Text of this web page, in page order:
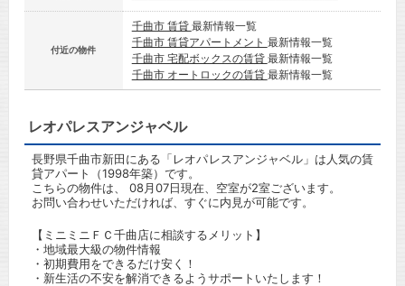
付近の物件
千曲市 賃貸 最新情報一覧
千曲市 賃貸アパートメント 最新情報一覧
千曲市 宅配ボックスの賃貸 最新情報一覧
千曲市 オートロックの賃貸 最新情報一覧
レオパレスアンジャベル
長野県千曲市新田にある「レオパレスアンジャベル」は人気の賃
貸アパート（1998年築）です。
こちらの物件は、 08月07日現在、空室が2室ございます。
お問い合わせいただければ、すぐに内見が可能です。
【ミニミニＦＣ千曲店に相談するメリット】
・地域最大級の物件情報
・初期費用をできるだけ安く！
・新生活の不安を解消できるようサポートいたします！